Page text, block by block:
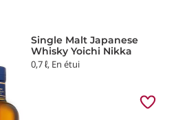
Single Malt Japanese
Whisky Yoichi Nikka
0,7 ℓ, En étui